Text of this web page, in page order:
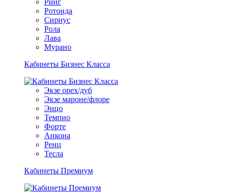
Ринг
Ротонда
Сириус
Рола
Лава
Мурано
Кабинеты Бизнес Класса
Экзе орех/дуб
Экзе мароне/флоре
Энцо
Темпио
Форте
Анкона
Ренц
Тесла
Кабинеты Премиум